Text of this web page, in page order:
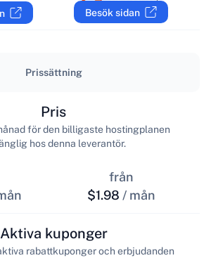
Besök sidan
Prissättning
Pris
för den billigaste hostingplanen
hos denna leverantör.
från
$1.98 / mån
Aktiva kuponger
rabattkuponger och erbjudanden